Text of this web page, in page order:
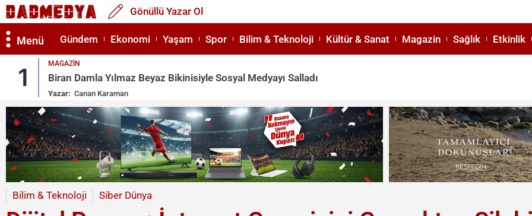
Gönüllü Yazar Ol
Menü Gündem Ekonomi Yaşam Spor Bilim & Teknoloji Kültür & Sanat Magazin Sağlık Etkinlik
1 MAGAZIN
Biran Damla Yılmaz Beyaz Bikinisiyle Sosyal Medyayı Salladı
Yazar: Canan Karaman
Bilim & Teknoloji Siber Dünya